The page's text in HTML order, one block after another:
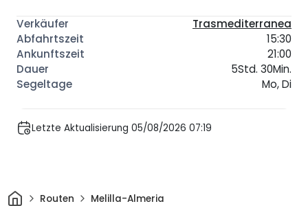
Trasmediterranea
15:30
21:00
5Std. 30Min.
Mo, Di
Letzte Aktualisierung 05/08/2026 07:19
HeimRouten Melilla-Almeria